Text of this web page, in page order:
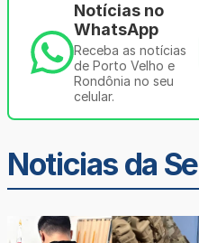
Notícias no
WhatsApp
Receba as notícias
de Porto Velho e
Rondônia no seu
celular.
Noticias da